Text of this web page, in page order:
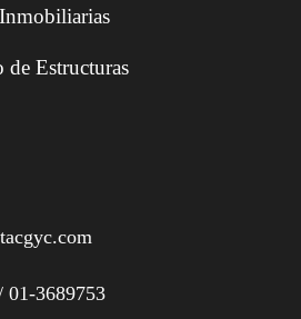
de Estructuras
01-3689753